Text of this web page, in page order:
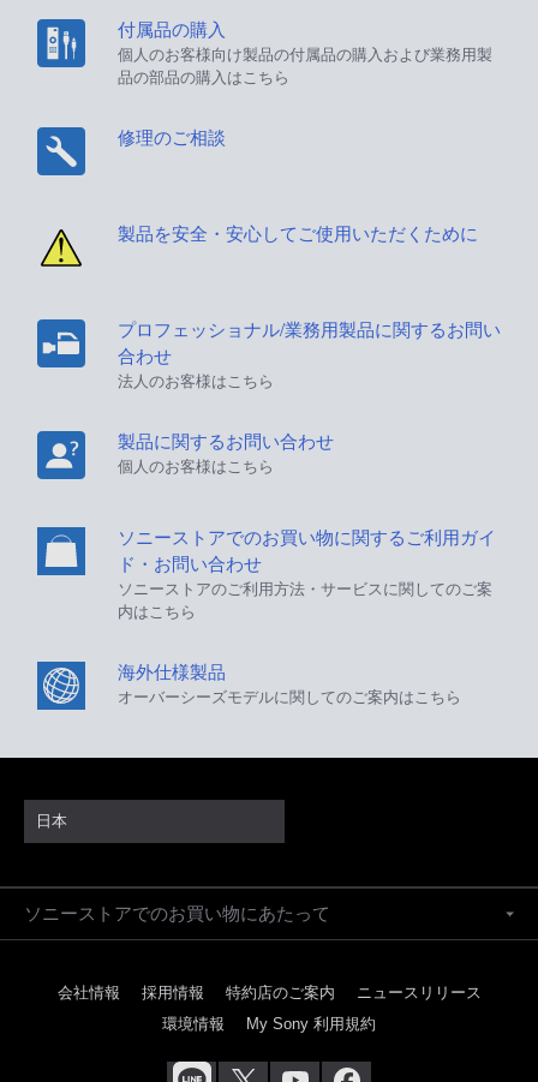
付属品の購入
個人のお客様向け製品の付属品の購入および業務用製
品の部品の購入はこちら
修理のご相談
製品を安全・安心してご使用いただくために
プロフェッショナル/業務用製品に関するお問い
合わせ
法人のお客様はこちら
製品に関するお問い合わせ
個人のお客様はこちら
ソニーストアでのお買い物に関するご利用ガイ
ド・お問い合わせ
ソニーストアのご利用方法・サービスに関してのご案
内はこちら
海外仕様製品
オーバーシーズモデルに関してのご案内はこちら
日本
ソニーストアでのお買い物にあたって
会社情報 採用情報 特約店のご案内
ニュースリリース
環境情報
My Sony 利用規約